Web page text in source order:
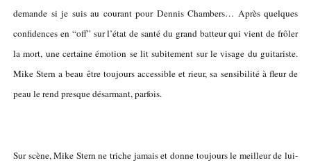
demande si je suis au courant pour Dennis Chambers… Après quelques
confidences en “off” sur l’état de santé du grand batteur qui vient de frôler
la mort, une certaine émotion se lit subitement sur le visage du guitariste.
Mike Stern a beau être toujours accessible et rieur, sa sensibilité à fleur de
peau le rend presque désarmant, parfois.
Sur scène, Mike Stern ne triche jamais et donne toujours le meilleur de lui-